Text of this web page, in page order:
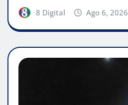
8 Digital Ago 6, 2026